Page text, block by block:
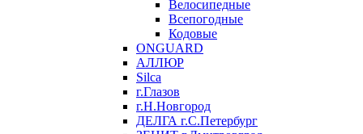
Велосипедные
Всепогодные
Кодовые
ONGUARD
АЛЛЮР
Silca
г.Глазов
г.Н.Новгород
ДЕЛГА г.С.Петербург